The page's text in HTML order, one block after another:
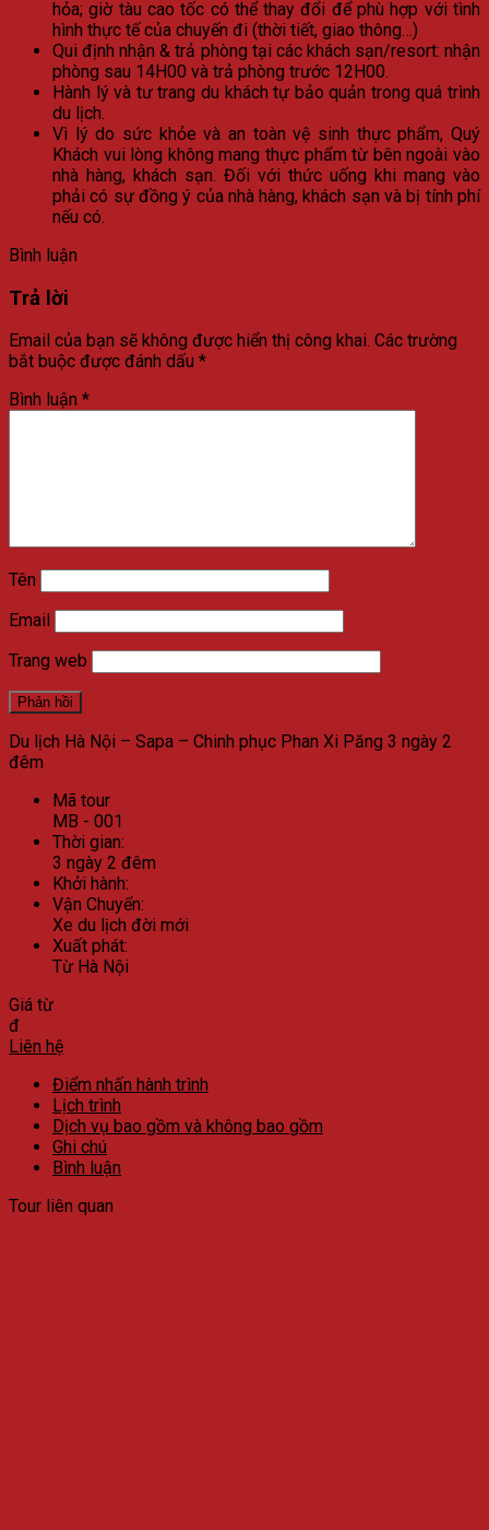
hỏa; giờ tàu cao tốc có thể thay đổi để phù hợp với tình
hình thực tế của chuyến đi (thời tiết, giao thông…)
Qui định nhận & trả phòng tại các khách sạn/resort: nhận
phòng sau 14H00 và trả phòng trước 12H00.
Hành lý và tư trang du khách tự bảo quản trong quá trình
du lịch.
Vì lý do sức khỏe và an toàn vệ sinh thực phẩm, Quý
Khách vui lòng không mang thực phẩm từ bên ngoài vào
nhà hàng, khách sạn. Đối với thức uống khi mang vào
phải có sự đồng ý của nhà hàng, khách sạn và bị tính phí
nếu có.
Bình luận
Trả lời
Email của bạn sẽ không được hiển thị công khai. Các trường
bắt buộc được đánh dấu *
Bình luận *
Tên
Email
Trang web
Du lịch Hà Nội – Sapa – Chinh phục Phan Xi Păng 3 ngày 2
đêm
Mã tour
MB - 001
Thời gian:
3 ngày 2 đêm
Khởi hành:
Vận Chuyển:
Xe du lịch đời mới
Xuất phát:
Từ Hà Nội
Giá từ
đ
Liên hệ
Điểm nhấn hành trình
Lịch trình
Dịch vụ bao gồm và không bao gồm
Ghi chú
Bình luận
Tour liên quan